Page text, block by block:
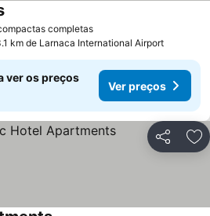
completasVer preços
Ver preços
km de Larnaca International Airport
ver os preços
Ver preços
Partilhar